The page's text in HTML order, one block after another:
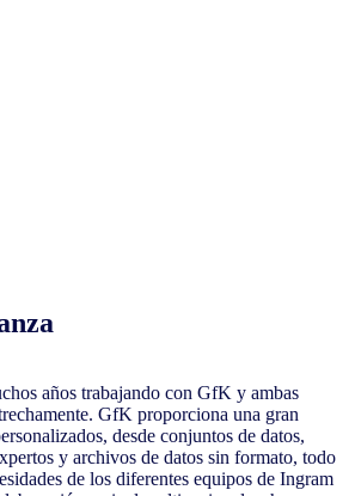
años trabajando con GfK y ambas
GfK proporciona una gran
desde conjuntos de datos,
y archivos de datos sin formato, todo
de los diferentes equipos de Ingram